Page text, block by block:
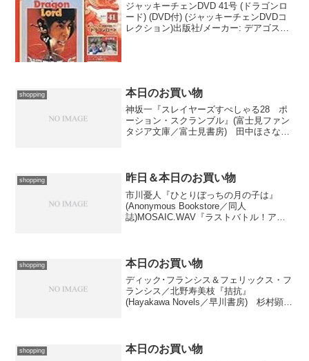
ジャッキーチェンDVD 41号 (ドラゴンロ
ード) (DVD付) (ジャッキーチェンDVDコ
レクション)出版社/メーカー: デアゴステ
shopping 本日のお買い物
神坂一『スレイヤーズすぺしゃる28 ポ
ーション・スクランブル』(富士見ファン
タジア文庫／富士見書房) 田中ほさな
shopping 昨日＆本日のお買い物
市川憂人『ひとりぼっちの月の子は』
(Anonymous Bookstore／同人
誌)MOSAIC.WAV『ラストバトル！アキ
shopping 本日のお買い物
ディック･フランシス＆フェリックス・フ
ランシス／北野寿美枝『拮抗』
(Hayakawa Novels／早川書房) 杉村顕道
ノ...
shopping 本日のお買い物